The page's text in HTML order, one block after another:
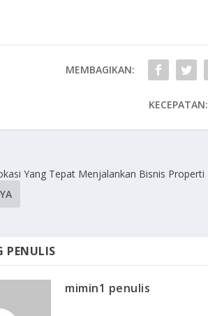
MEMBAGIKAN:
KECEPATAN:
Yang Tepat Menjalankan Bisnis Properti
PENULIS
mimin1 penulis